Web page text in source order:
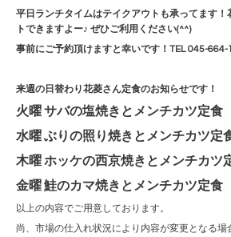
平日ランチタイムはテイクアウトも承ってます！
トできますよー♪ ぜひご利用ください(^^)
事前にご予約頂けますと幸いです！TEL 045-664-
来週の日替わり花菱さん定食のお知らせです！
火曜 サバの塩焼きとメンチカツ定食
水曜 ぶりの照り焼きとメンチカツ定
木曜 ホッケの西京焼きとメンチカツ
金曜 鮭のカマ焼きとメンチカツ定食
以上の内容でご用意しております。
尚、市場の仕入れ状況により内容が変更となる場